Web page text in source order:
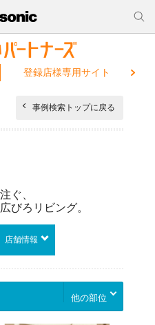
登録店様専用サイト
事例検索トップに戻る
ぐ、
びろリビング。
店舗情報
他の部位